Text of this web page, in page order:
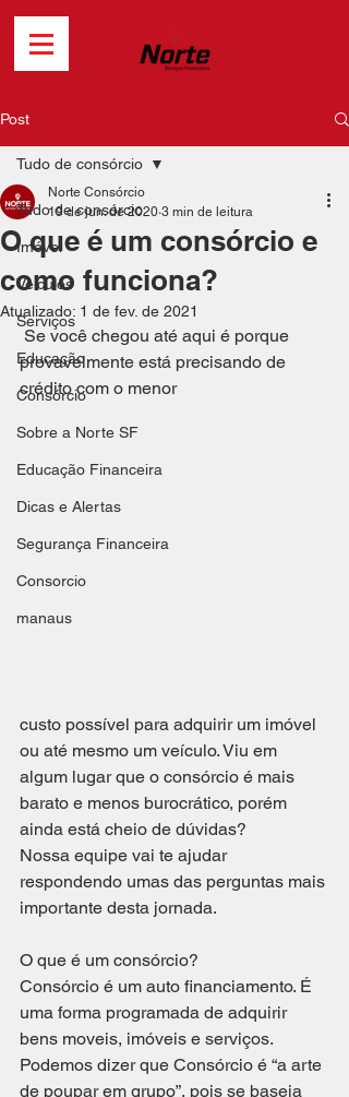
Post
Tudo de consórcio
Imóvel
Veículos
Serviços
Educação
Consórcio
Sobre a Norte SF
Educação Financeira
Dicas e Alertas
Segurança Financeira
Consorcio
manaus
Tudo de consórcio
O que é um consórcio e
como funciona?
Norte Consórcio
19 de jun. de 2020 3 min de leitura
Atualizado: 1 de fev. de 2021
provavelmente está precisando de
crédito com o menor
custo possível para adquirir um imóvel
ou até mesmo um veículo. Viu em
algum lugar que o consórcio é mais
barato e menos burocrático, porém
ainda está cheio de dúvidas?
Nossa equipe vai te ajudar
respondendo umas das perguntas mais
importante desta jornada.
O que é um consórcio?
Consórcio é um auto financiamento. É
uma forma programada de adquirir
bens moveis, imóveis e serviços.
Podemos dizer que Consórcio é “a arte
de poupar em grupo”, pois se baseia